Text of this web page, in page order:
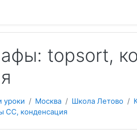
topsort,
уроки Москва Школа Летово
СС, конденсация